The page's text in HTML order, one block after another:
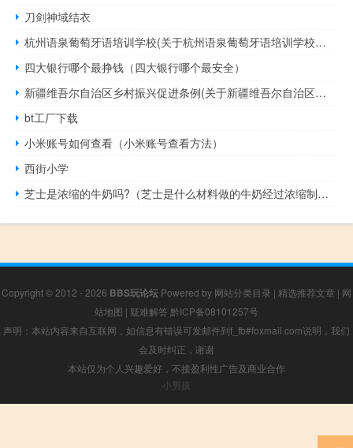
刀剑神域结衣
杭州语泉葡萄牙语培训学校(关于杭州语泉葡萄牙语培训学校的简介)
四大银行哪个最挣钱（四大银行哪个最安全）
新疆维吾尔自治区乡村振兴促进条例(关于新疆维吾尔自治区乡村振兴促进条例的简介)
bt工厂下载
小米账号如何查看（小米账号查看方法）
西街小学
芝士是浓缩的牛奶吗?（芝士是什么材料做的牛奶经过浓缩制做的天然食物）
Copyright © 2012 - 2026 BBS玩论坛 Powered by 网站分类目录 | 精选推荐文章 | 网
站地图 | 疑难解答 黔ICP备08101257号
声明：本站内容来自互联网，如信息有错误可发邮件到f_fb#foxmail.com说明，我们
会及时纠正，谢谢
本站仅为个人兴趣爱好，不接盈利性广告及商业合作
小男孩